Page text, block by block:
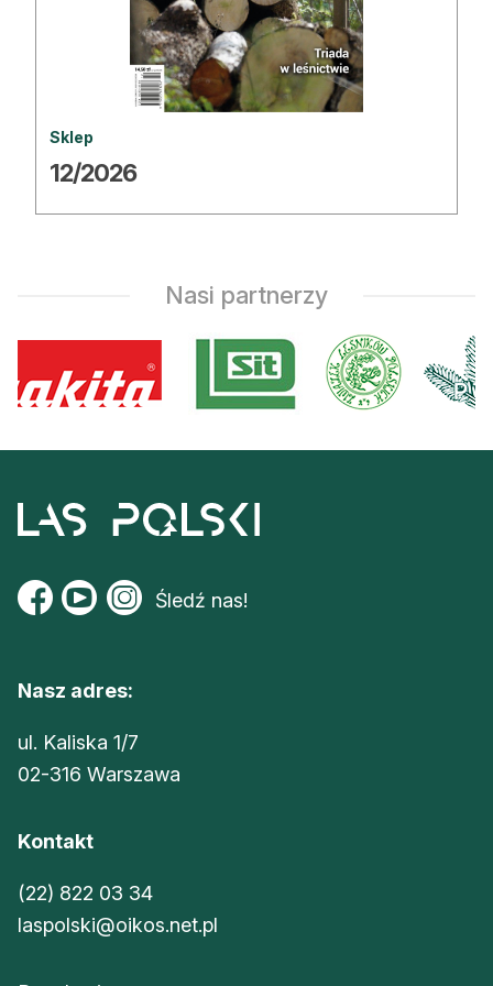
Zostań autorem
Archiwum
Kontakt
Sklep
12/2026
Nasi partnerzy
Śledź nas!
Nasz adres:
ul. Kaliska 1/7
02-316 Warszawa
Kontakt
(22) 822 03 34
laspolski@oikos.net.pl